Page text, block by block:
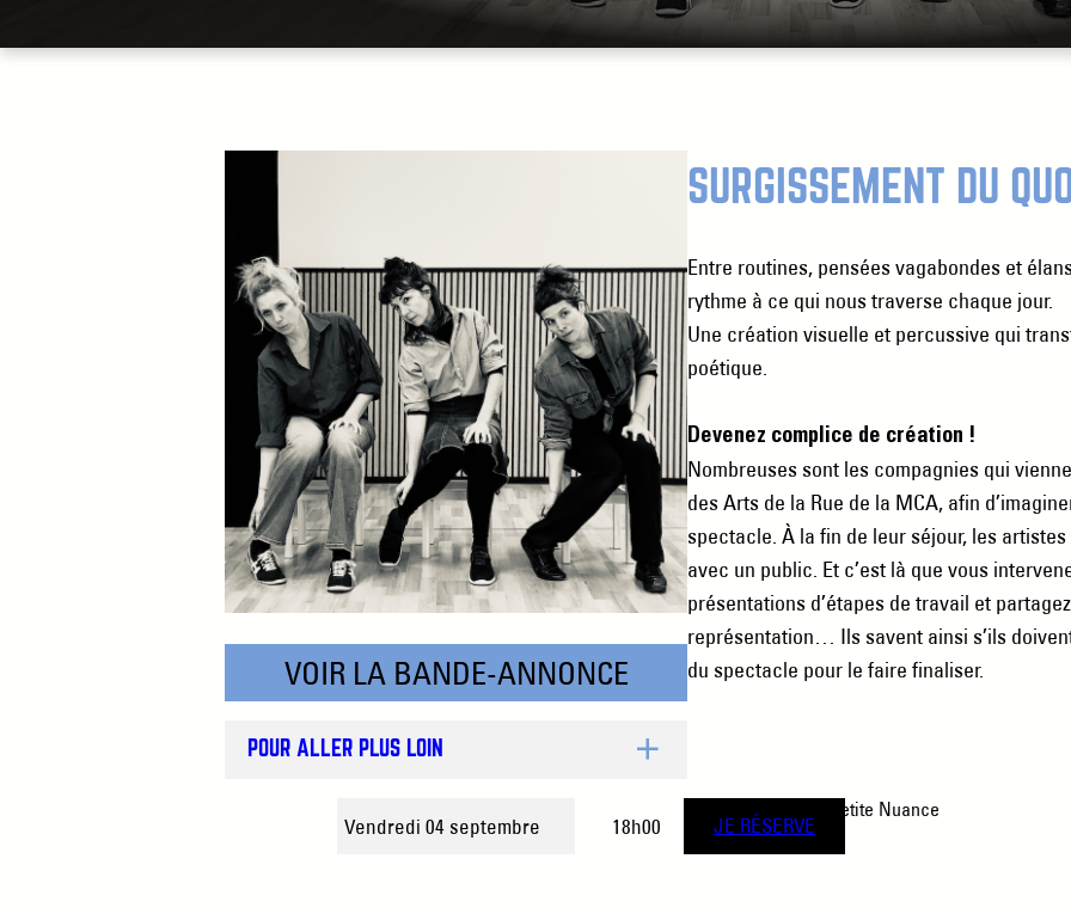
VOIR LA BANDE-ANNONCE
POUR ALLER PLUS LOIN
Vendredi 04 septembre 18h00 JE RÉSERVE
SURGISSEMENT DU
Entre routines, pensées vagabondes et
rythme à ce qui nous traverse chaque jour.
Une création visuelle et percussive qui
poétique.
Devenez complice de création !
Nombreuses sont les compagnies qui
des Arts de la Rue de la MCA, afin
spectacle. À la fin de leur séjour, les
avec un public. Et c’est là que vous
présentations d’étapes de travail et
représentation… Ils savent ainsi s’ils
du spectacle pour le faire finaliser.
Cie Petite Nuance